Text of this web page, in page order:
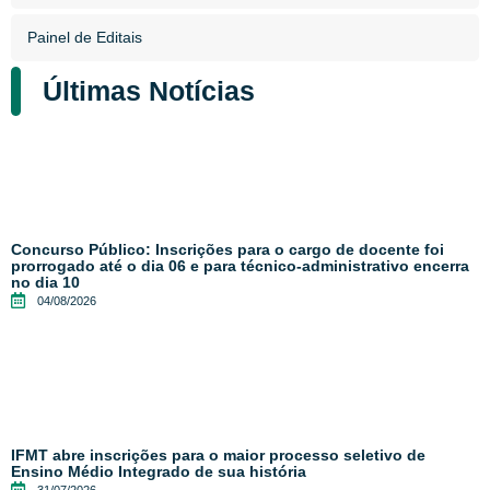
Painel de Editais
Últimas Notícias
Concurso Público: Inscrições para o cargo de docente foi
prorrogado até o dia 06 e para técnico-administrativo encerra
no dia 10
04/08/2026
IFMT abre inscrições para o maior processo seletivo de
Ensino Médio Integrado de sua história